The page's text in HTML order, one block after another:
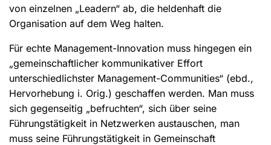
von einzelnen „Leadern“ ab, die heldenhaft die
Organisation auf dem Weg halten.
Für echte Management-Innovation muss hingegen ein
„gemeinschaftlicher kommunikativer Effort
unterschiedlichster Management-Communities“ (ebd.,
Hervorhebung i. Orig.) geschaffen werden. Man muss
sich gegenseitig „befruchten“, sich über seine
Führungstätigkeit in Netzwerken austauschen, man
muss seine Führungstätigkeit in Gemeinschaft